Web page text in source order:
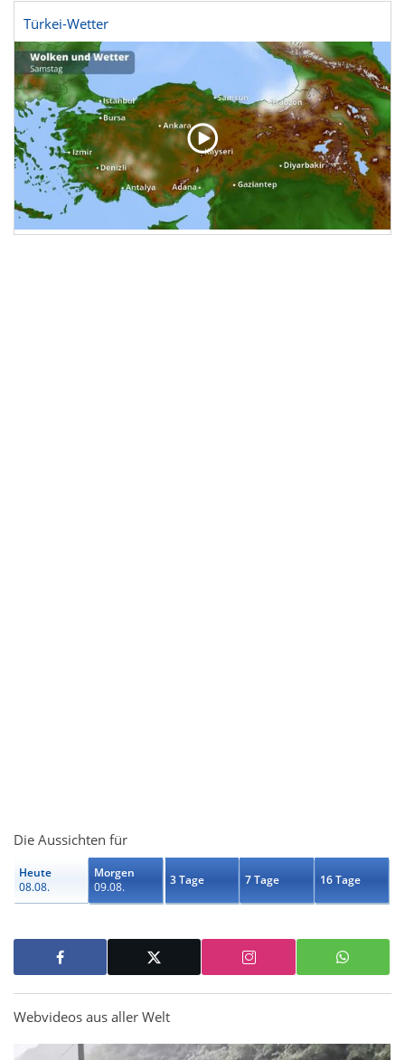
Türkei-Wetter
Die Aussichten für
Heute
08.08.
Morgen
09.08.
3 Tage 7 Tage 16 Tage
Webvideos aus aller Welt